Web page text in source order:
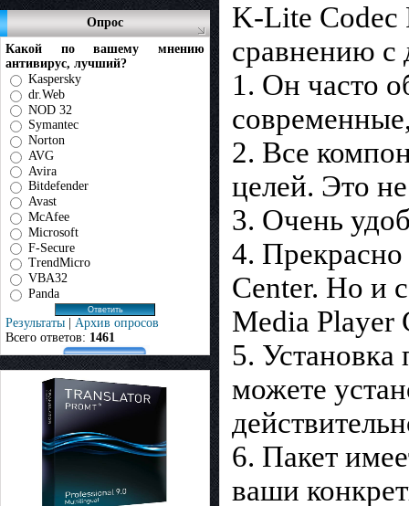
Опрос
Какой по вашему мнению
антивирус, лучший?
Kaspersky
dr.Web
NOD 32
Symantec
Norton
AVG
Avira
Bitdefender
Avast
McAfee
Microsoft
F-Secure
TrendMicro
VBA32
Panda
Результаты | Архив опросов
Всего ответов: 1461
K-Lite Codec
сравнению с
1. Он часто
2. Все
целей. Это
3. Очень
4.
Center. Но и
Media Player
5. Установка
можете
6. Пакет
ваши